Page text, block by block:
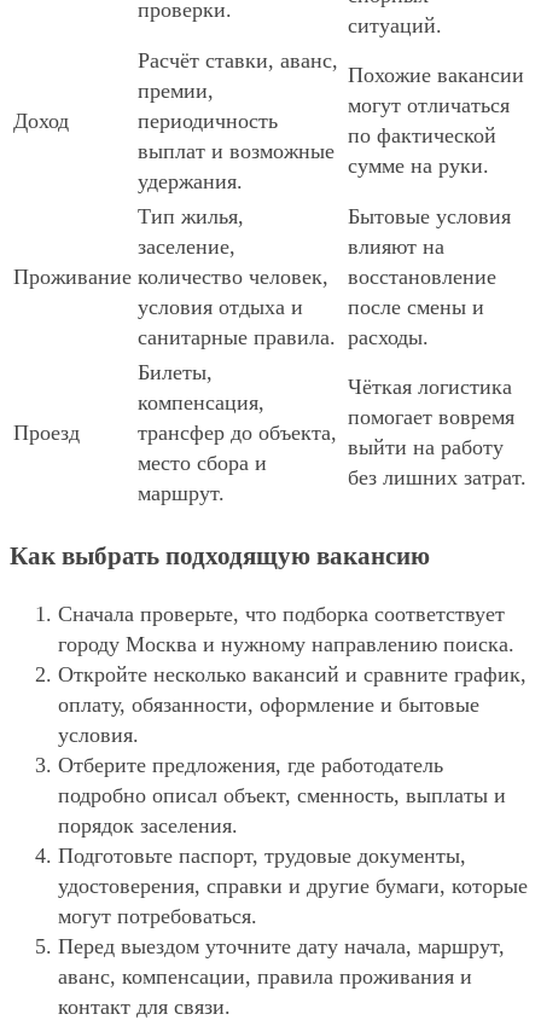
проверки.
ситуаций.
Доход
Расчёт ставки, аванс,
премии,
периодичность
выплат и возможные
удержания.
Похожие вакансии
могут отличаться
по фактической
сумме на руки.
Проживание
Тип жилья,
заселение,
количество человек,
условия отдыха и
санитарные правила.
Бытовые условия
влияют на
восстановление
после смены и
расходы.
Проезд
Билеты,
компенсация,
трансфер до объекта,
место сбора и
маршрут.
Чёткая логистика
помогает вовремя
выйти на работу
без лишних затрат.
Как выбрать подходящую вакансию
Сначала проверьте, что подборка соответствует
городу Москва и нужному направлению поиска.
Откройте несколько вакансий и сравните график,
оплату, обязанности, оформление и бытовые
условия.
Отберите предложения, где работодатель
подробно описал объект, сменность, выплаты и
порядок заселения.
Подготовьте паспорт, трудовые документы,
удостоверения, справки и другие бумаги, которые
могут потребоваться.
Перед выездом уточните дату начала, маршрут,
аванс, компенсации, правила проживания и
контакт для связи.